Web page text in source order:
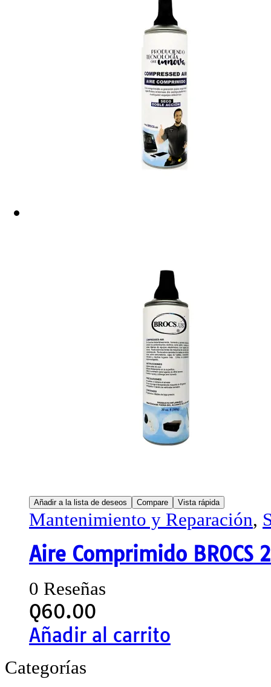
Añadir a la lista de deseos Compare Vista rápida
Mantenimiento y Reparación,
Aire Comprimido BROCS
0 Reseñas
Q60.00
Añadir al carrito
Categorías